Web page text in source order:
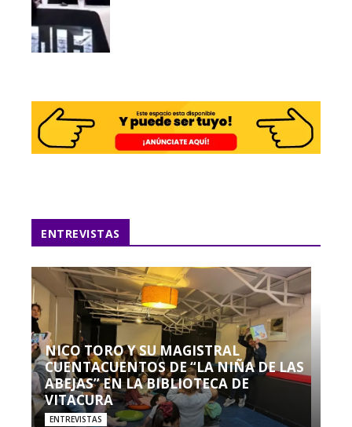
ENTREVISTAS
NICO TORO Y SU MAGISTRAL
CUENTACUENTOS DE “LA NIÑA DE LAS
ABEJAS” EN LA BIBLIOTECA DE
VITACURA
ENTREVISTAS